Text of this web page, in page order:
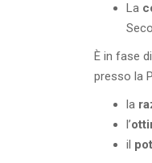
La
È in fase
presso la
la
l’
il